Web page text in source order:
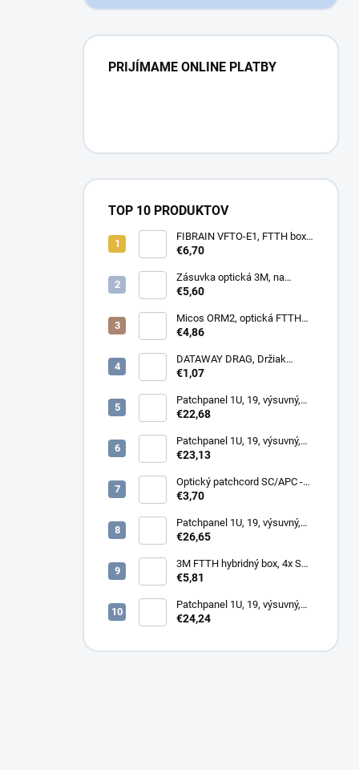
PRIJÍMAME ONLINE PLATBY
TOP 10 PRODUKTOV
FIBRAIN VFTO-E1, FTTH box,
1x adaptér SC/APC, 1x pigtail
€6,70
Zásuvka optická 3M, na
omítku hybridní, 8686,
€5,60
Micos ORM2, optická FTTH
zásuvka, 2x SC simplex
€4,86
DATAWAY DRAG, Držiak
kotvy, na stĺp, kovový
€1,07
Patchpanel 1U, 19, výsuvný,
12x SC simplex, biely (1x
€22,68
Patchpanel 1U, 19, výsuvný,
24x SC duplex, biely (2x
€23,13
Optický patchcord SC/APC -
LC/PC 1m duplex, SM,
€3,70
Patchpanel 1U, 19, výsuvný,
12x SC duplex, biely (2x
€26,65
3M FTTH hybridný box, 4x SC,
keystone, simplex, vnútorný
€5,81
Patchpanel 1U, 19, výsuvný,
24x SC simplex, 24x LC
€24,24